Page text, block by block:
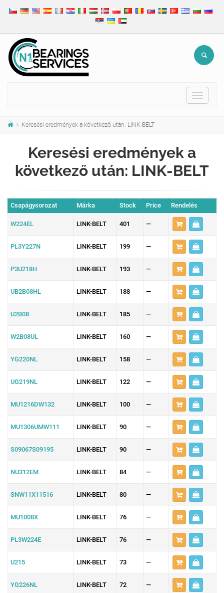
Toggle
Keresési eredmények a következő után: LINK-BELT
Keresési eredmények a
következő után: LINK-BELT
Csapágysorozat Márka Stock Price Rendelés
W224EL LINK-BELT 401 —
PL3Y227N LINK-BELT 199 —
P3U218H LINK-BELT 193 —
UB2B08HL LINK-BELT 188 —
U2B08 LINK-BELT 185 —
W2B08UL LINK-BELT 160 —
YG220NL LINK-BELT 158 —
UG219NL LINK-BELT 122 —
MU1216DW132 LINK-BELT 100 —
MU1306UMW111 LINK-BELT 90 —
S09067S09195 LINK-BELT 90 —
NU312EM LINK-BELT 84 —
SNW11X11516 LINK-BELT 80 —
MU1008X LINK-BELT 76 —
PL3W224E LINK-BELT 76 —
U215 LINK-BELT 73 —
YG226NL LINK-BELT 72 —